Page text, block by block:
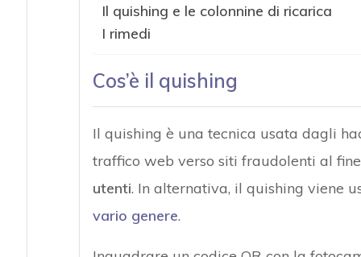
Il quishing e le colonnine di ricarica
I rimedi
Cos’è il quishing
Il quishing è una tecnica usata dagli
traffico web verso siti fraudolenti al
utenti. In alternativa, il quishing viene
vario genere.